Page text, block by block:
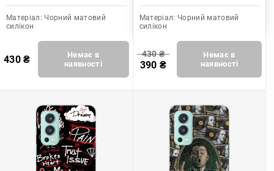
Матеріал: Чорний матовий
силікон
430₴
Немає в
наявності
Матеріал: Чорний матовий
силікон
430₴
390 ₴
Немає в
наявності